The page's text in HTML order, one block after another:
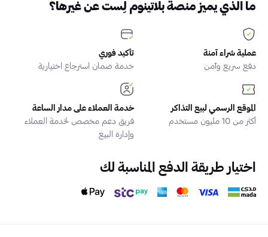
ما الذي يميز منصة بلاتينوم لِست عن غيرها؟
عملية شراء آمنة
دفع سريع وآمن
تأكيد فوري
خدمة ضمان استرجاع اختيارية
الموقع الرسمي لبيع التذاكر
أكثر من 10 مليون مستخدم
خدمة العملاء على مدار الساعة
فريق دعم مخصص لخدمة العملاء
وإدارة البيع
اختيار طريقة الدفع المناسبة لك